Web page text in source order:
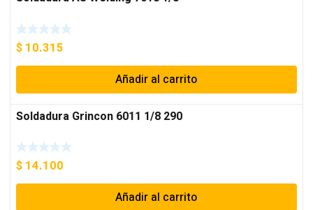
$ 10.315
Añadir al carrito
Soldadura Grincon 6011 1/8 290
$ 14.100
Añadir al carrito